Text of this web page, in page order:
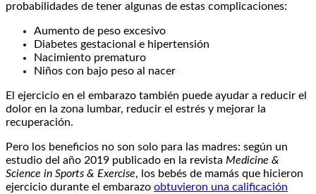
probabilidades de tener algunas de estas complicaciones:
Aumento de peso excesivo
Diabetes gestacional e hipertensión
Nacimiento prematuro
Niños con bajo peso al nacer
El ejercicio en el embarazo también puede ayudar a reducir el
dolor en la zona lumbar, reducir el estrés y mejorar la
recuperación.
Pero los beneficios no son solo para las madres: según un
estudio del año 2019 publicado en la revista Medicine &
Science in Sports & Exercise, los bebés de mamás que hicieron
ejercicio durante el embarazo obtuvieron una calificación